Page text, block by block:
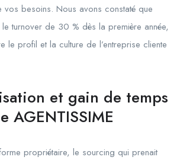
besoins. Nous avons constaté que
turnover de 30 % dès la première année,
le profil et la culture de l’entreprise cliente
et gain de temps
AGENTISSIME
propriétaire, le sourcing qui prenait